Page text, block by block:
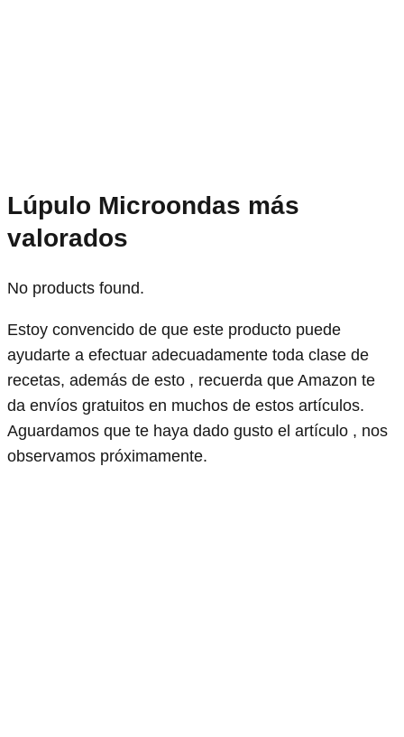
Lúpulo Microondas más
valorados
No products found.
Estoy convencido de que este producto puede
ayudarte a efectuar adecuadamente toda clase de
recetas, además de esto , recuerda que Amazon te
da envíos gratuitos en muchos de estos artículos.
Aguardamos que te haya dado gusto el artículo , nos
observamos próximamente.